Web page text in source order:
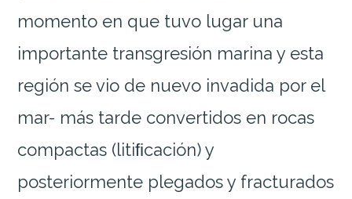
momento en que tuvo lugar una
importante transgresión marina y esta
región se vio de nuevo invadida por el
mar- más tarde convertidos en rocas
compactas (litiﬁcación) y
posteriormente plegados y fracturados